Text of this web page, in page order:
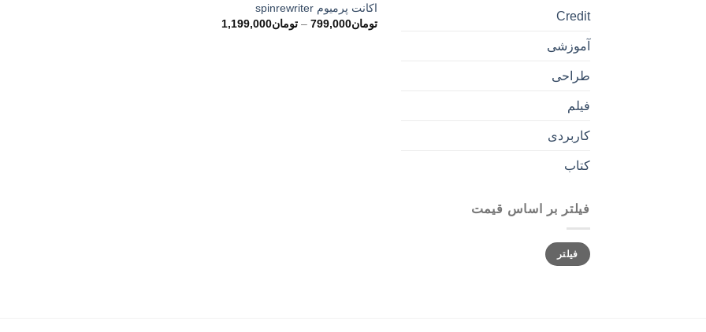
Credit
آموزشی
طراحی
فیلم
کاربردی
کتاب
فیلتر بر اساس قیمت
حداقل
قیمت
حداکثر
قیمت
فیلتر
اکانت پرمیوم spinrewriter
تومان799,000
– تومان1,199,000محدوده